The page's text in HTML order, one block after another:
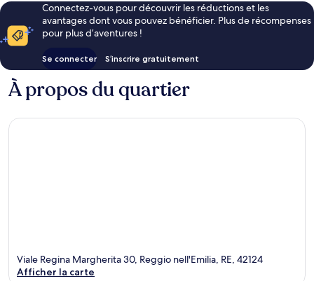
Connectez-vous pour découvrir les réductions et les
avantages dont vous pouvez bénéficier. Plus de récompenses
pour plus d’aventures !
Se connecter S’inscrire gratuitement
À propos du quartier
Viale Regina Margherita 30, Reggio nell'Emilia, RE, 42124
Afficher la carte